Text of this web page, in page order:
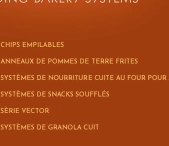
CHIPS EMPILABLES
ANNEAUX DE POMMES DE TERRE FRITES
SYSTÈMES DE NOURRITURE CUITE AU FOUR
SYSTÈMES DE SNACKS SOUFFLÉS
SÈRIE VECTOR
SYSTÈMES DE GRANOLA CUIT